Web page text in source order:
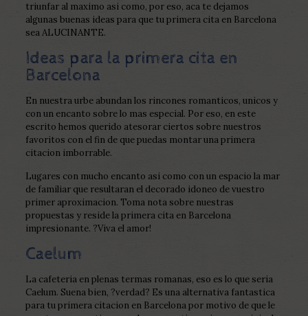
triunfar al maximo asi­ como, por eso, aca te dejamos
algunas buenas ideas para que tu primera cita en Barcelona
sea ALUCINANTE.
Ideas para la primera cita en
Barcelona
En nuestra urbe abundan los rincones romanticos, unicos y
con un encanto sobre lo mas especial. Por eso, en este
escrito hemos querido atesorar ciertos sobre nuestros
favoritos con el fin de que puedas montar una primera
citacion imborrable.
Lugares con mucho encanto asi­ como con un espacio la mar
de familiar que resultaran el decorado idoneo de vuestro
primer aproximacion. Toma nota sobre nuestras
propuestas y reside la primera cita en Barcelona
impresionante. ?Viva el amor!
Caelum
La cafeteria en plenas termas romanas, eso es lo que seri­a
Caelum. Suena bien, ?verdad? Es una alternativa fantastica
para tu primera citacion en Barcelona por motivo de que le